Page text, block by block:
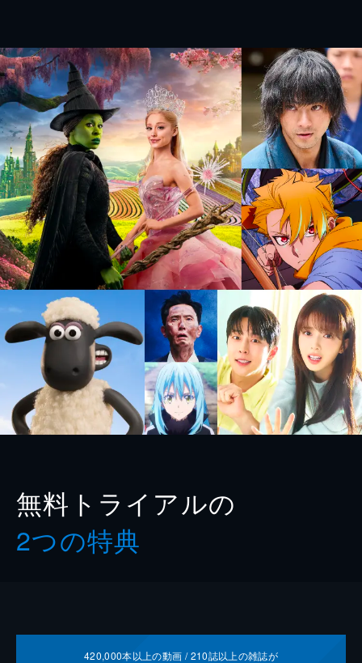
無料トライアルの
2つの特典
420,000本以上の動画 /210誌以上の雑誌が